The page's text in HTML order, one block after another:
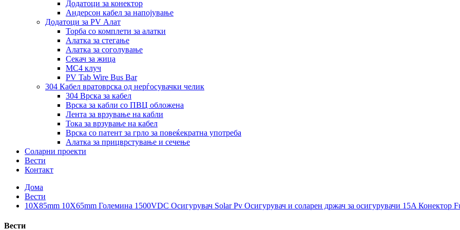
Додатоци за конектор
Андерсон кабел за напојување
Додатоци за PV Алат
Торба со комплети за алатки
Алатка за стегање
Алатка за соголување
Секач за жица
MC4 клуч
PV Tab Wire Bus Bar
304 Кабел вратоврска од нерѓосувачки челик
304 Врска за кабел
Врска за кабли со ПВЦ обложена
Лента за врзување на кабли
Тока за врзување на кабел
Врска со патент за грло за повеќекратна употреба
Алатка за прицврстување и сечење
Соларни проекти
Вести
Контакт
Дома
Вести
10X85mm 10X65mm Големина 1500VDC Осигурувач Solar Pv Осигурувач и соларен држач за осигурувачи 15A Конектор
Вести